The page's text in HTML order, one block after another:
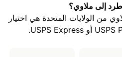
إلى ملاوي؟
الولايات المتحدة هي اختيار